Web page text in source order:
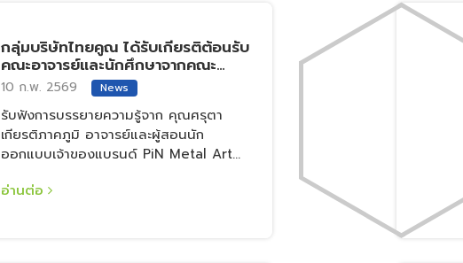
กลุ่มบริษัทไทยคูณ ได้รับเกียรติต้อนรับ
คณะอาจารย์และนักศึกษาจากคณะ
สถาปัตยกรรมศาสตร์และการผังเมือง
สาขาวิชาสถาปัตยกรรมภายใน
มหาวิทยาลัยธรรมศาสตร์ เข้าเยี่ยมชม
10 ก.พ. 2569 News
รับฟังการบรรยายความรู้จาก คุณศรุตา
เกียรติภาคภูมิ อาจารย์และผู้สอนนัก
ออกแบบเจ้าของแบรนด์ PiN Metal Art
กลุ่มบริษัทไทยคูณ ยินดีต้อนรับ คณะ
อ่านต่อ